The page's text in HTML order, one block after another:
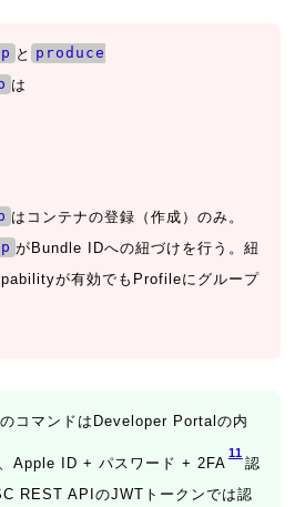
と produce
は
はコンテナの登録（作成）のみ。
がBundle IDへの紐づけを行う。紐
が有効でもProfileにグループ
コマンドはDeveloper Portalの内
Apple ID + パスワード + 2FA
11
認
REST APIのJWTトークンでは認